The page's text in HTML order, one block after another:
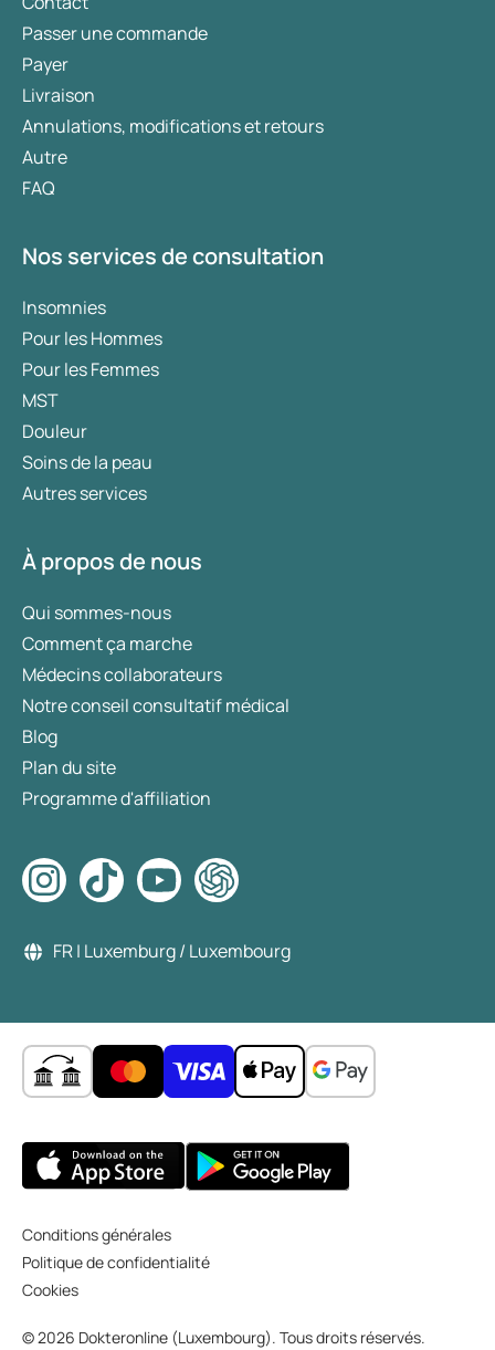
Passer une commande
Payer
Livraison
Annulations, modifications et retours
Autre
FAQ
Nos services de consultation
Insomnies
Pour les Hommes
Pour les Femmes
MST
Douleur
Soins de la peau
Autres services
À propos de nous
Qui sommes-nous
Comment ça marche
Médecins collaborateurs
Notre conseil consultatif médical
Blog
Plan du site
Programme d'affiliation
FR | Luxemburg / Luxembourg
Conditions générales
Politique de confidentialité
Cookies
© 2026 Dokteronline (Luxembourg). Tous droits réservés.